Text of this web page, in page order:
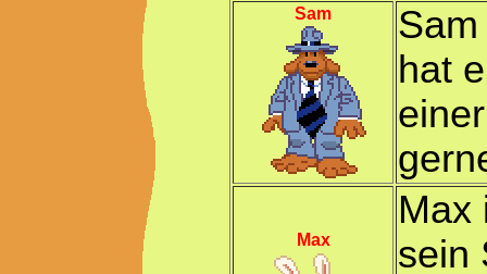
Sam
hat
Max
Max
sein